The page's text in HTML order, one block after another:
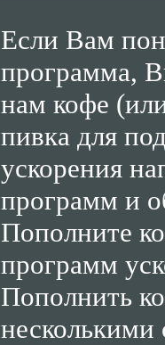
Если Вам
программа,
нам кофе
пивка для
ускорения
программ и
Пополните
программ
Пополнить